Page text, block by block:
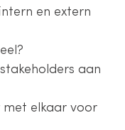
en extern
aan
met elkaar voor